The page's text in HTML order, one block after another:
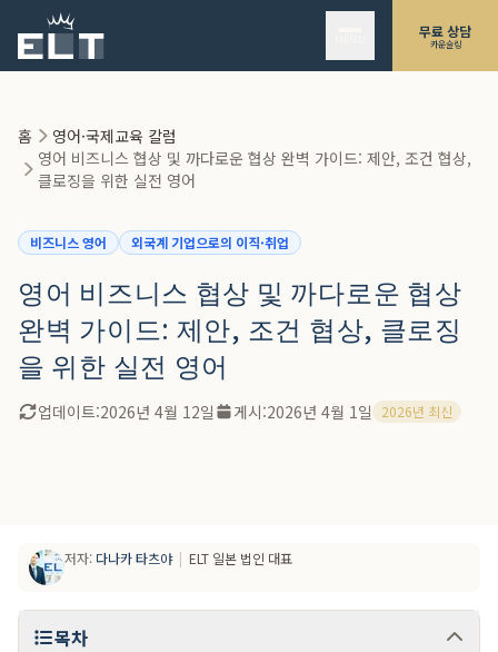
본문으로 건너뛰기
무료 상담
카운슬링
홈
영어·국제교육 칼럼
영어 비즈니스 협상 및 까다로운 협상 완벽 가이드: 제안, 조건 협상,
클로징을 위한 실전 영어
비즈니스 영어 외국계 기업으로의 이직·취업
영어 비즈니스 협상 및 까다로운 협상
완벽 가이드: 제안, 조건 협상, 클로징
을 위한 실전 영어
업데이트:2026년 4월 12일 게시:2026년 4월 1일 2026년 최신
저자: 다나카 타츠야 | ELT 일본 법인 대표
목차
영어 비즈니스 협상에서 실패하기 쉬운 3가지 이유
협상의 7단계와 각 단계별 영어 전략
-
Phase 2: 안건 설정 – 주도권은 여기서 결정된다
- Phase 3: 제안(Proposal) – 자사 가치를 극대화하는 전달 방법
Phase 4: 조건 협상(Bargaining) – 가격, 납기, 수량의 공방
- Phase 5: 까다로운 협상(Tough Negotiation) – 교착 상태를 타개하는 영어
- Phase 6: 합의 형성(Agreement) – 구두 합의를 '확정'하는 영어
- Phase 7: 클로징 및 후속 조치 – 다음으로 이어지는 마무리 방법
【상황별】 어려운 상황을 극복하는 영어 표현 모음
협상력을 높이는 실전 트레이닝 방법